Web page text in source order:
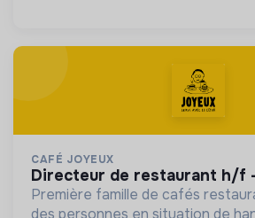
CAFÉ JOYEUX
directeur de restaurant h/f
Première famille de cafés